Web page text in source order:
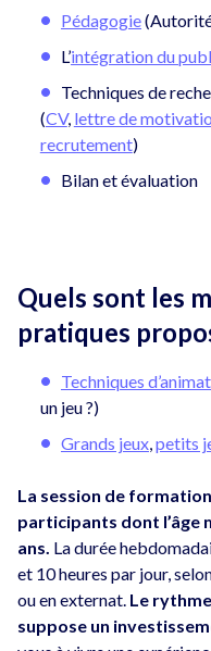
Pédagogie
L’intégration du
Techniques de
(CV, lettre de
recrutement)
Bilan et évaluation
Quels sont les
pratiques
Techniques
un jeu ?)
Grands jeux,petits
La session de
participants dont l’âge
ans. La durée
et 10 heures par jour,
ou en externat. Le
suppose un